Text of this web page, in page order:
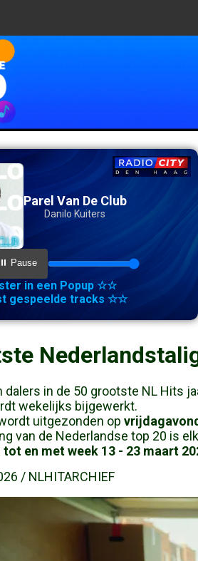
Parel Van De Club
Danilo Kuiters
⏸️ Pause
in een Popup ☆☆
gespeelde tracks ☆☆
dalers in de 50 grootste NL Hits
wekelijks bijgewerkt.
uitgezonden op
van de Nederlandse top 20 is
en met week 13 - 23 maart
/ NLHITARCHIEF